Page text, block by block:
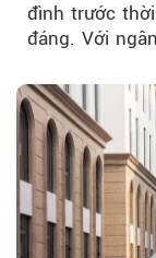
đình trước
đáng. Với